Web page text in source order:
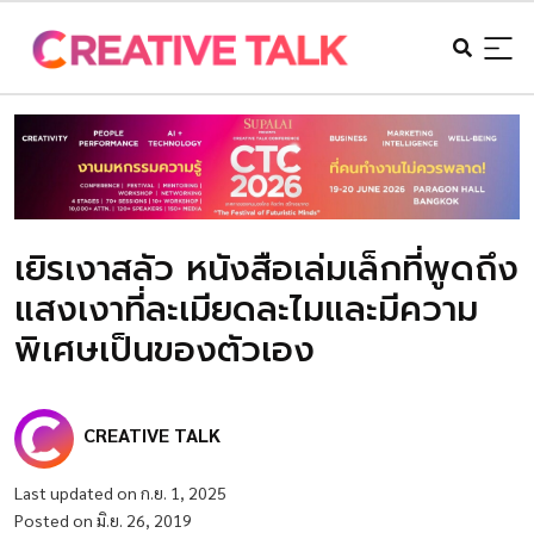
เยิรเงาสลัว หนังสือเล่มเล็กที่พูดถึง
แสงเงาที่ละเมียดละไมและมีความ
พิเศษเป็นของตัวเอง
CREATIVE TALK
Last updated on ก.ย. 1, 2025
Posted on มิ.ย. 26, 2019